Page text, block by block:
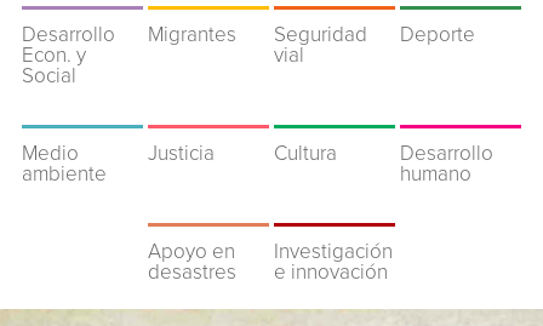
Desarrollo
Econ. y
Social
Migrantes
Seguridad
vial
Deporte
Medio
ambiente
Justicia Cultura
Desarrollo
humano
Apoyo en
desastres
Investigación
e innovación